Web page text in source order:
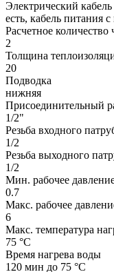
Электрический кабель
есть, кабель питания
Расчетное
2
Толщина
20
Подводка
нижняя
Присоединительный
1/2"
Резьба входного
1/2
Резьба выходного
1/2
Мин. рабочее
0.7
Макс. рабочее
6
Макс. температура
75 °С
Время нагрева воды
120 мин до 75 °С